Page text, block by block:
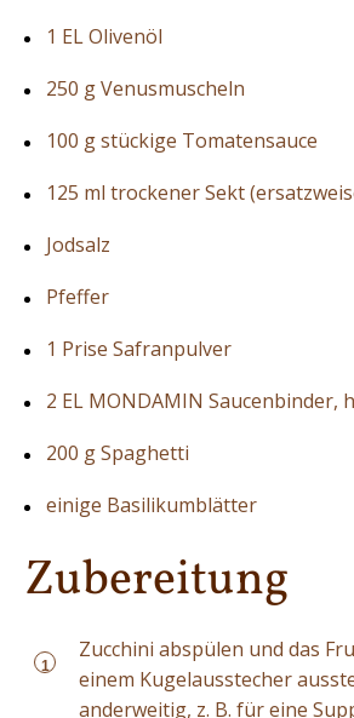
1 EL Olivenöl
250 g Venusmuscheln
100 g stückige Tomatensauce
125 ml trockener Sekt
Jodsalz
Pfeffer
1 Prise Safranpulver
2 EL MONDAMIN Saucenbinder,
200 g Spaghetti
einige Basilikumblätter
Zubereitung
1
Zucchini abspülen und das
einem Kugelausstecher
anderweitig, z. B. für eine